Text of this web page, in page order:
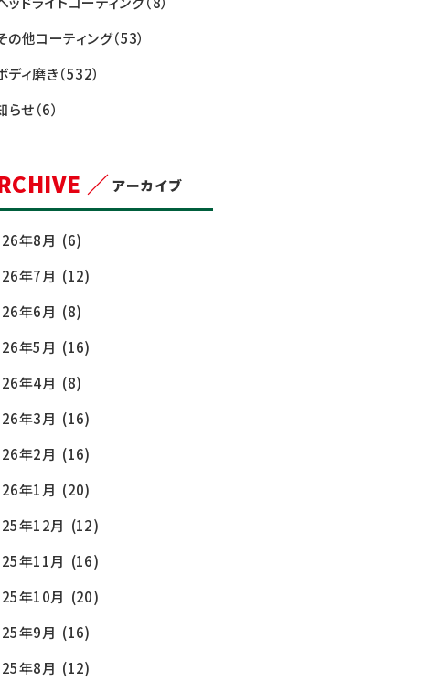
の他コーティング（53）
ディ磨き（532）
らせ（6）
／ アーカイブ
年8月 (6)
年7月 (12)
年6月 (8)
年5月 (16)
年4月 (8)
年3月 (16)
年2月 (16)
年1月 (20)
年12月 (12)
年11月 (16)
年10月 (20)
年9月 (16)
年8月 (12)